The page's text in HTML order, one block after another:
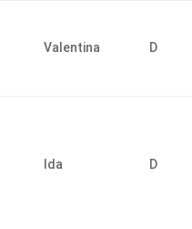
Valentina D
Ida D